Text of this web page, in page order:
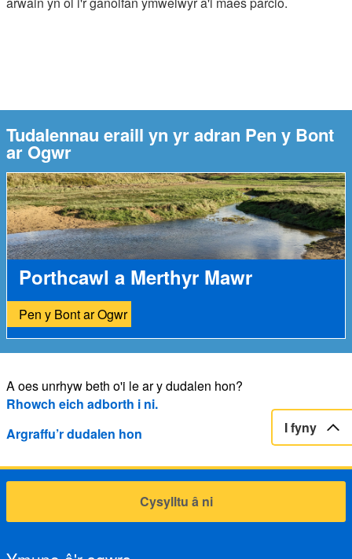
Tudalennau eraill yn yr adran Pen y Bont
ar Ogwr
Porthcawl a Merthyr Mawr
Pen y Bont ar Ogwr
A oes unrhyw beth o'i le ar y dudalen hon?
Rhowch eich adborth i ni.
Argraffu’r dudalen hon
I fyny
Cysylltu â ni